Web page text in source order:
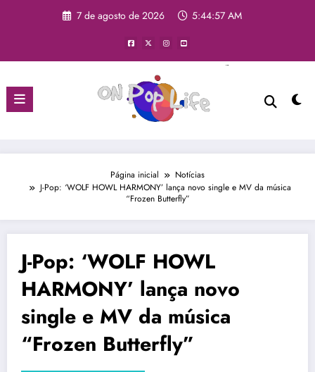
7 de agosto de 2026 5:44:58 AM
Página inicial
Notícias
J-Pop: ‘WOLF HOWL HARMONY’ lança novo single e MV da música
“Frozen Butterfly”
J-Pop: ‘WOLF HOWL
HARMONY’ lança novo
single e MV da música
“Frozen Butterfly”